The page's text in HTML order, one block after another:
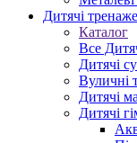
Дитячі
Каталог
Все
Дитячі
Вуличні
Дитячі
Дитячі